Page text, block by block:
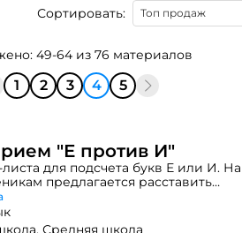
Сортировать:
49-64 из 76 материалов
1 2 3 4 5
"Е против И"
для подсчета букв Е или И. На
предлагается расставить
необходимо отметить, какая
буква и считается победителем.
Средняя школа